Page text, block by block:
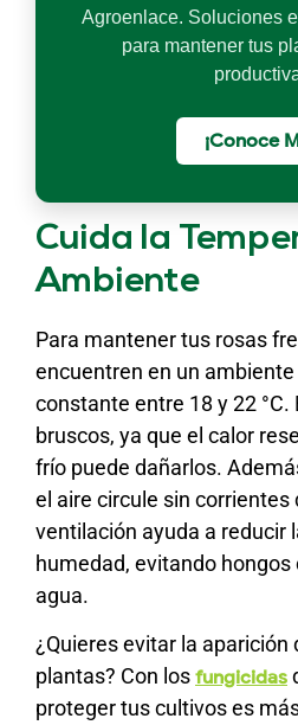
Agroenlace. Soluciones
para mantener tus
¡Conoce
Cuida la
Ambiente
Para mantener tus rosas
encuentren en un
constante entre 18 y 22
bruscos, ya que el calor
frío puede dañarlos.
el aire circule sin corrientes
ventilación ayuda a reducir
humedad, evitando hongos
agua.
¿Quieres evitar la aparición
plantas? Con los fungicidas
proteger tus cultivos es